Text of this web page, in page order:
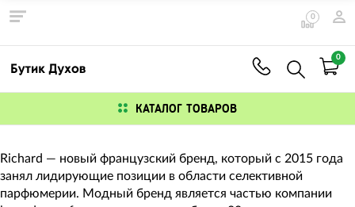
0
0
КАТАЛОГ ТОВАРОВ
Richard — новый французский бренд, который с 2015 года
занял лидирующие позиции в области селективной
парфюмерии. Модный бренд является частью компании